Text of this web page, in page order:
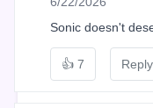
Sonic doesn't
👍 7 Reply